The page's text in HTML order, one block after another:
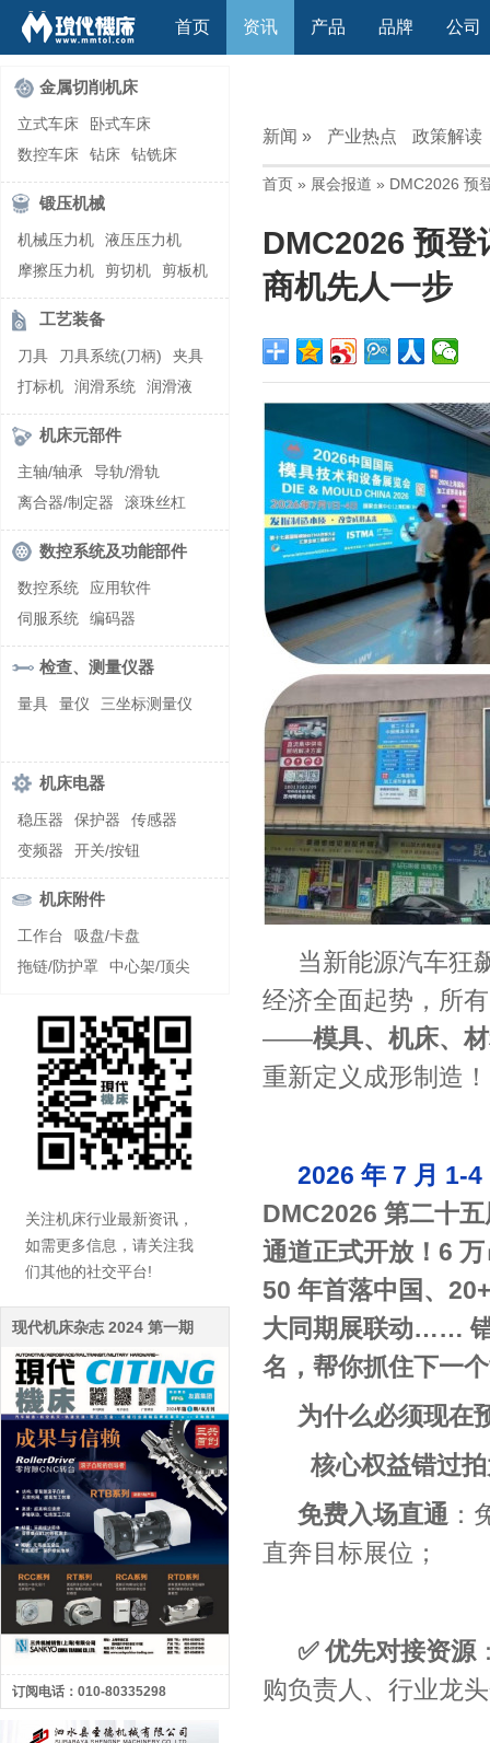
首页 资讯 产品 品牌 公司
金属切削机床
立式车床
卧式车床
数控车床
钻床
钻铣床
立式镗(铣)床
卧式镗(铣)床
龙门铣镗床
立式铣床
卧式铣床
雕刻机
平面磨床
外圆磨床
内圆磨床
龙门磨床
滚齿机\铣齿机
刨床
带锯床
车削加工中心
立式加工中心
卧式加工中心
龙门加工中心
激光快速成型
组合机床
螺纹加工机床
锻压机械
机械压力机
液压压力机
摩擦压力机
剪切机
剪板机
自动锻压机
折弯机
弯管机
快速成型机
工艺装备
刀具 刀具系统(刀柄)
夹具
打标机
润滑系统
润滑液
切削液
刃磨机
机床元部件
主轴/轴承
导轨/滑轨
离合器/制定器
滚珠丝杠
齿轮/减速器
数控系统及功能部件
数控系统
应用软件
伺服系统
编码器
检查、测量仪器
量具 量仪 三坐标测量仪
机床电器
稳压器 保护器
传感器
变频器
开关/按钮
机床附件
工作台
吸盘/卡盘
拖链/防护罩
中心架/顶尖
关注机床行业最新资讯，
如需更多信息，请关注我
们其他的社交平台!
现代机床杂志 2024 第一期
订阅电话：010-80335298
新闻 » 产业热点 政策解读
首页 » 展会报道 » DMC2026 预
DMC2026 预登
商机先人一步
当新能源汽车狂
经济全面起势，所
——模具、机床、
重新定义成形制造！
2026 年 7 月 1-
DMC2026 第二十五
通道正式开放！ 6 万
50 年首落中国、
大同期展联动……
名，帮你抓住下一
为什么必须现在
核心权益错过
免费入场直通 ：
直奔目标展位；
✅ 优先对接资源
购负责人、行业龙